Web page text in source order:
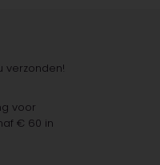
verzonden!
voor
€ 60 in